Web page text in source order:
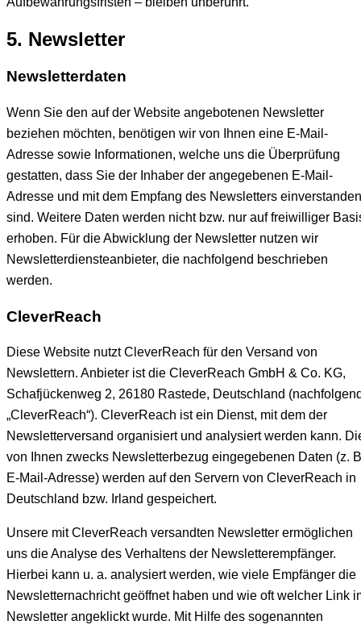
5. Newsletter
Newsletter­daten
Wenn Sie den auf der Website angebotenen Newsletter
beziehen möchten, benötigen wir von Ihnen eine E-Mail-
Adresse sowie Informationen, welche uns die Überprüfung
gestatten, dass Sie der Inhaber der angegebenen E-Mail-
Adresse und mit dem Empfang des Newsletters einverstanden
sind. Weitere Daten werden nicht bzw. nur auf freiwilliger
erhoben. Für die Abwicklung der Newsletter nutzen wir
Newsletterdiensteanbieter, die nachfolgend beschrieben
werden.
CleverReach
Diese Website nutzt CleverReach für den Versand von
Newslettern. Anbieter ist die CleverReach GmbH & Co. KG,
Schafjückenweg 2, 26180 Rastede, Deutschland
„CleverReach“). CleverReach ist ein Dienst, mit dem der
Newsletterversand organisiert und analysiert werden kann.
von Ihnen zwecks Newsletterbezug eingegebenen Daten (z.
E-Mail-Adresse) werden auf den Servern von CleverReach in
Deutschland bzw. Irland gespeichert.
Unsere mit CleverReach versandten Newsletter ermöglichen
uns die Analyse des Verhaltens der Newsletterempfänger.
Hierbei kann u. a. analysiert werden, wie viele Empfänger die
Newsletternachricht geöffnet haben und wie oft welcher Link
Newsletter angeklickt wurde. Mit Hilfe des sogenannten